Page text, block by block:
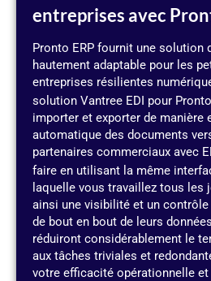
entreprises avec
Pronto ERP fournit une solution
hautement adaptable pour les
entreprises résilientes
solution Vantree EDI pour Pronto
importer et exporter de manière
automatique des documents
partenaires commerciaux avec
faire en utilisant la même
laquelle vous travaillez tous les
ainsi une visibilité et un
de bout en bout de leurs
réduiront considérablement le
aux tâches triviales et
votre efficacité opérationnelle